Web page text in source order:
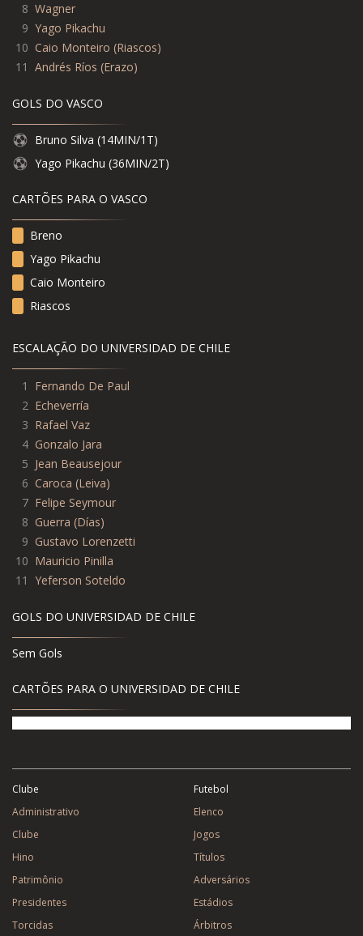
8 Wagner
9 Yago Pikachu
10 Caio Monteiro (Riascos)
11 Andrés Ríos (Erazo)
GOLS DO VASCO
Bruno Silva (14MIN/1T)
Yago Pikachu (36MIN/2T)
CARTÕES PARA O VASCO
Breno
Yago Pikachu
Caio Monteiro
Riascos
ESCALAÇÃO DO UNIVERSIDAD DE CHILE
1
Fernando De Paul
2 Echeverría
3 Rafael Vaz
4 Gonzalo Jara
5 Jean Beausejour
6 Caroca (Leiva)
7 Felipe Seymour
8 Guerra (Días)
9 Gustavo Lorenzetti
10 Mauricio Pinilla
11 Yeferson Soteldo
GOLS DO UNIVERSIDAD DE CHILE
Sem Gols
CARTÕES PARA O UNIVERSIDAD DE CHILE
Clube
Administrativo
Clube
Hino
Patrimônio
Presidentes
Torcidas
Futebol
Elenco
Jogos
Títulos
Adversários
Estádios
Árbitros